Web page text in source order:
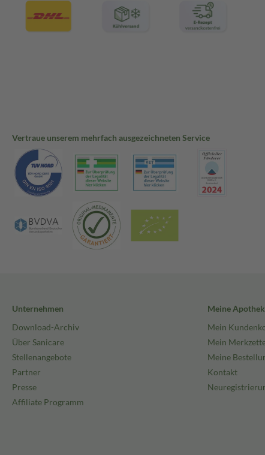
Vertraue unserem mehrfach ausgezeichneten Service
Unternehmen
Download-Archiv
Über Sanicare
Stellenangebote
Partner
Presse
Affiliate Programm
Meine
Mein
Mein
Meine
Kontakt